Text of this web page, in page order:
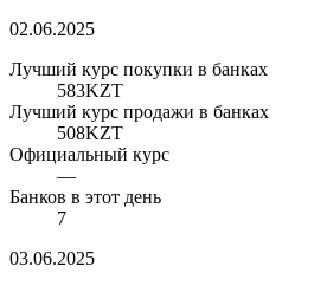
02.06.2025
Лучший курс покупки в банках
583KZT
Лучший курс продажи в банках
508KZT
Официальный курс
—
Банков в этот день
7
03.06.2025